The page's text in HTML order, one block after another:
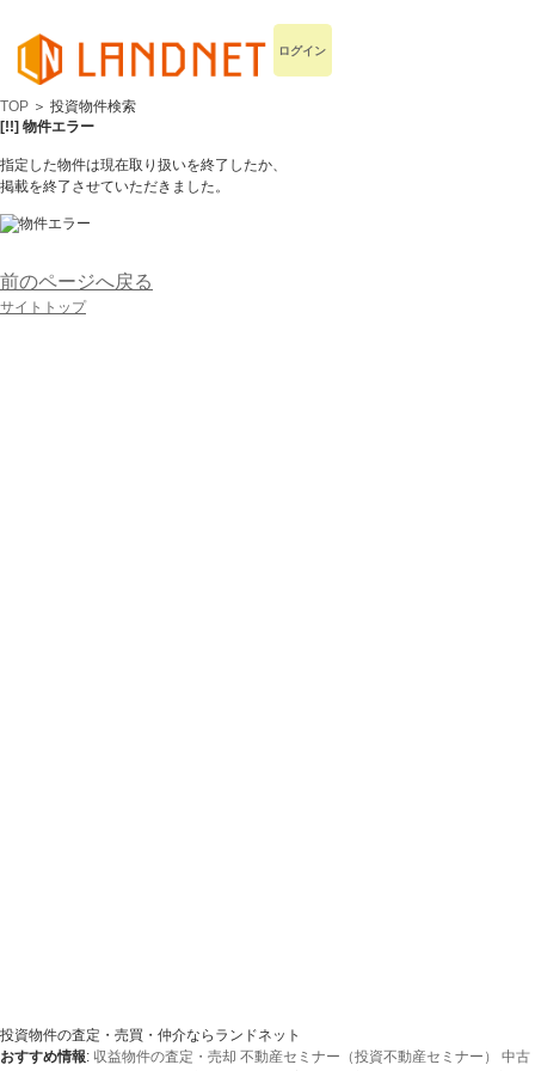
ログイン
TOP ＞ 投資物件検索
[!!] 物件エラー
指定した物件は現在取り扱いを終了したか、
掲載を終了させていただきました。
前のページへ戻る
サイトトップ
投資物件の査定・売買・仲介ならランドネット
おすすめ情報: 収益物件の査定・売却 不動産セミナー（投資不動産セミナー）
中古